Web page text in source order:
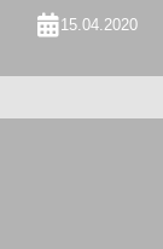
15.04.2020